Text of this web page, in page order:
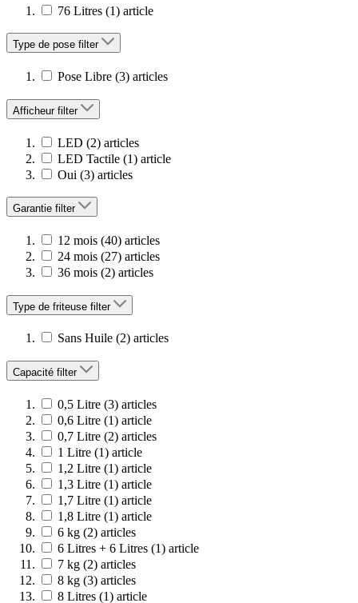
76 Litres (1) article
Type de pose filter
Pose Libre (3) articles
Afficheur filter
LED (2) articles
LED Tactile (1) article
Oui (3) articles
Garantie filter
12 mois (40) articles
24 mois (27) articles
36 mois (2) articles
Type de friteuse filter
Sans Huile (2) articles
Capacité filter
0,5 Litre (3) articles
0,6 Litre (1) article
0,7 Litre (2) articles
1 Litre (1) article
1,2 Litre (1) article
1,3 Litre (1) article
1,7 Litre (1) article
1,8 Litre (1) article
6 kg (2) articles
6 Litres + 6 Litres (1) article
7 kg (2) articles
8 kg (3) articles
8 Litres (1) article